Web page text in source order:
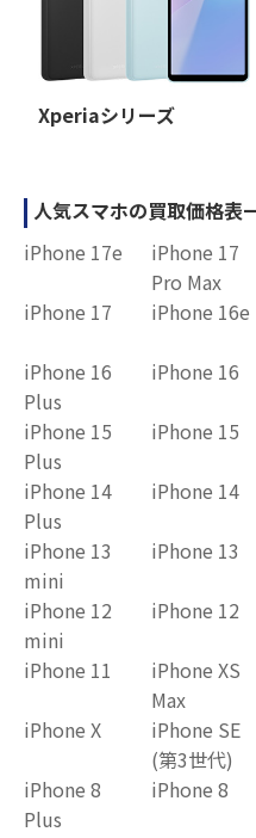
Xperiaシリーズ
人気スマホの買取価格表
iPhone 17e
iPhone 17
Pro Max
iPhone 17 iPhone 16e
iPhone 16
Plus
iPhone 16
iPhone 15
Plus
iPhone 15
iPhone 14
Plus
iPhone 14
iPhone 13
mini
iPhone 13
iPhone 12
mini
iPhone 12
iPhone 11
iPhone XS
Max
iPhone X
iPhone SE
(第3世代)
iPhone 8
Plus
iPhone 8